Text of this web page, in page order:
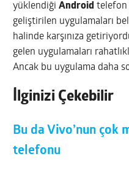
yüklendiğiAndroid telefon
geliştirilen uygulamaları
halinde karşınıza
gelen uygulamaları
Ancak bu uygulama daha
İlginizi Çekebilir
Bu da Vivo’nun çok
telefonu